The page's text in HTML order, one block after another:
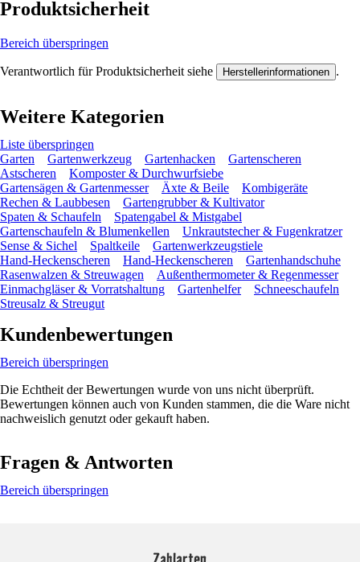
Produktsicherheit
Bereich überspringen
Verantwortlich für Produktsicherheit siehe Herstellerinformationen .
Weitere Kategorien
Liste überspringen
Garten
Gartenwerkzeug Gartenhacken
Gartenscheren
Astscheren
Komposter & Durchwurfsiebe
Gartensägen & Gartenmesser
Äxte & Beile
Kombigeräte
Rechen & Laubbesen
Gartengrubber & Kultivator
Spaten & Schaufeln
Spatengabel & Mistgabel
Gartenschaufeln & Blumenkellen
Unkrautstecher & Fugenkratzer
Sense & Sichel
Spaltkeile
Gartenwerkzeugstiele
Hand-Heckenscheren
Hand-Heckenscheren
Gartenhandschuhe
Rasenwalzen & Streuwagen
Außenthermometer & Regenmesser
Einmachgläser & Vorratshaltung
Gartenhelfer
Schneeschaufeln
Streusalz & Streugut
Kundenbewertungen
Bereich überspringen
Die Echtheit der Bewertungen wurde von uns nicht überprüft.
Bewertungen können auch von Kunden stammen, die die Ware nicht
nachweislich genutzt oder gekauft haben.
Fragen & Antworten
Bereich überspringen